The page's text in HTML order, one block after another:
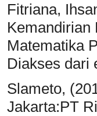
Fitriana,
Kemandirian
Matematika
Diakses dari
Slameto,
Jakarta:PT